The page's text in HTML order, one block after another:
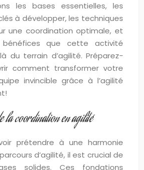
les bases essentielles, les
à développer, les techniques
une coordination optimale, et
bénéfices que cette activité
du terrain d’agilité. Préparez-
comment transformer votre
invincible grâce à l’agilité
la coordination en agilité
prétendre à une harmonie
d’agilité, il est crucial de
solides. Ces fondations